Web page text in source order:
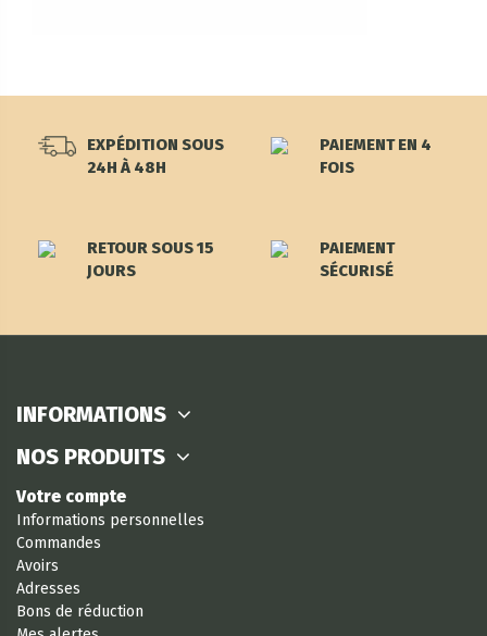
EXPÉDITION SOUS
24H À 48H
PAIEMENT EN 4
FOIS
RETOUR SOUS 15
JOURS
PAIEMENT
SÉCURISÉ
INFORMATIONS
NOS PRODUITS
Votre compte
Informations personnelles
Commandes
Avoirs
Adresses
Bons de réduction